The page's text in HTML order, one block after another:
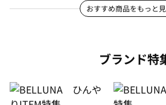
おすすめ商品をもっと
ブランド特